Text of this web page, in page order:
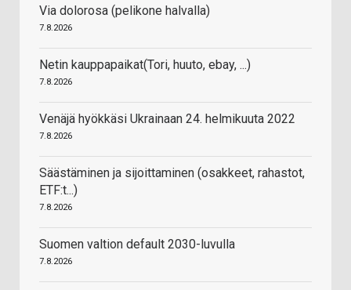
Via dolorosa (pelikone halvalla)
7.8.2026
Netin kauppapaikat(Tori, huuto, ebay, ...)
7.8.2026
Venäjä hyökkäsi Ukrainaan 24. helmikuuta 2022
7.8.2026
Säästäminen ja sijoittaminen (osakkeet, rahastot,
ETF:t...)
7.8.2026
Suomen valtion default 2030-luvulla
7.8.2026